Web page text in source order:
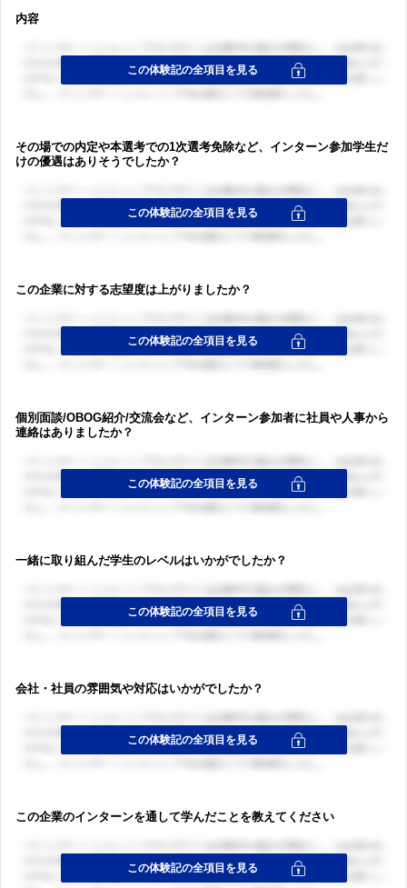
内容
その場での内定や本選考での1次選考免除など、インターン参加学生だ
けの優遇はありそうでしたか？
この企業に対する志望度は上がりましたか？
個別面談/OBOG紹介/交流会など、インターン参加者に社員や人事から
連絡はありましたか？
一緒に取り組んだ学生のレベルはいかがでしたか？
会社・社員の雰囲気や対応はいかがでしたか？
この企業のインターンを通して学んだことを教えてください
ログイン・会員登録
ログイン・会員登録